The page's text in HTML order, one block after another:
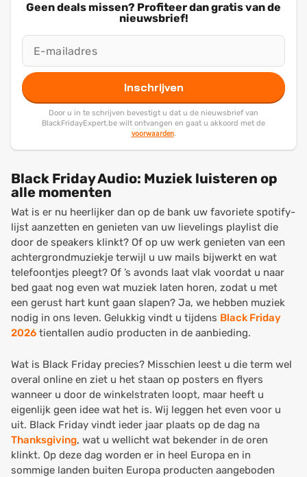
Geen deals missen? Profiteer dan gratis van de
nieuwsbrief!
Inschrijven
Door u in te schrijven bevestigt u dat u de nieuwsbrief van
BlackFridayExpert.be wilt ontvangen en gaat u akkoord met de
voorwaarden.
Black Friday Audio: Muziek luisteren op
alle momenten
Wat is er nu heerlijker dan op de bank uw favoriete spotify-
lijst aanzetten en genieten van uw lievelings playlist die
door de speakers klinkt? Of op uw werk genieten van een
achtergrondmuziekje terwijl u uw mails bijwerkt en wat
telefoontjes pleegt? Of ’s avonds laat vlak voordat u naar
bed gaat nog even wat muziek laten horen, zodat u met
een gerust hart kunt gaan slapen? Ja, we hebben muziek
nodig in ons leven. Gelukkig vindt u tijdens Black Friday
2026 tientallen audio producten in de aanbieding.
Wat is Black Friday precies? Misschien leest u die term wel
overal online en ziet u het staan op posters en flyers
wanneer u door de winkelstraten loopt, maar heeft u
eigenlijk geen idee wat het is. Wij leggen het even voor u
uit. Black Friday vindt ieder jaar plaats op de dag na
Thanksgiving, wat u wellicht wat bekender in de oren
klinkt. Op deze dag worden er in heel Europa en in
sommige landen buiten Europa producten aangeboden